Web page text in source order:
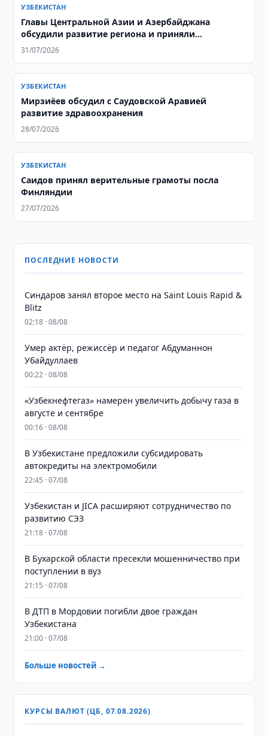
УЗБЕКИСТАН
Главы Центральной Азии и Азербайджана
обсудили развитие региона и приняли
совместную декларацию
31/07/2026
УЗБЕКИСТАН
Мирзиёев обсудил с Саудовской Аравией
развитие здравоохранения
28/07/2026
УЗБЕКИСТАН
Саидов принял верительные грамоты посла
Финляндии
27/07/2026
ПОСЛЕДНИЕ НОВОСТИ
Синдаров занял второе место на Saint Louis Rapid &
Blitz
02:18 · 08/08
Умер актёр, режиссёр и педагог Абдуманнон
Убайдуллаев
00:22 · 08/08
«Узбекнефтегаз» намерен увеличить добычу газа в
августе и сентябре
00:16 · 08/08
В Узбекистане предложили субсидировать
автокредиты на электромобили
22:45 · 07/08
Узбекистан и JICA расширяют сотрудничество по
развитию СЭЗ
21:18 · 07/08
В Бухарской области пресекли мошенничество при
поступлении в вуз
21:15 · 07/08
В ДТП в Мордовии погибли двое граждан
Узбекистана
21:00 · 07/08
Больше новостей →
КУРСЫ ВАЛЮТ (ЦБ, 07.08.2026)